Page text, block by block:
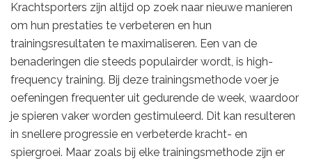
Krachtsporters zijn altijd op zoek naar nieuwe manieren
om hun prestaties te verbeteren en hun
trainingsresultaten te maximaliseren. Een van de
benaderingen die steeds populairder wordt, is high-
frequency training. Bij deze trainingsmethode voer je
oefeningen frequenter uit gedurende de week, waardoor
je spieren vaker worden gestimuleerd. Dit kan resulteren
in snellere progressie en verbeterde kracht- en
spiergroei. Maar zoals bij elke trainingsmethode zijn er